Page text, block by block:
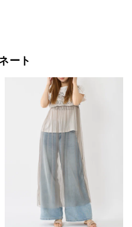
ート